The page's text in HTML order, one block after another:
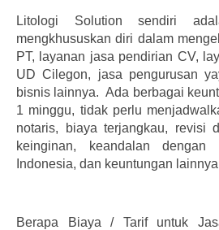
Litologi Solution sendiri
mengkhususkan diri dalam
PT, layanan jasa pendirian CV,
UD Cilegon, jasa pengurusan
bisnis lainnya. Ada berbagai
1 minggu, tidak perlu
notaris, biaya terjangkau, revisi
keinginan, keandalan
Indonesia, dan keuntungan
Berapa Biaya / Tarif untuk